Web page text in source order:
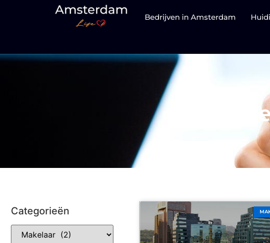
Bedrijven in Amsterdam
Categorieën